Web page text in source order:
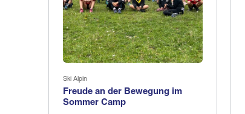
Ski Alpin
Freude an der Bewegung im
Sommer Camp